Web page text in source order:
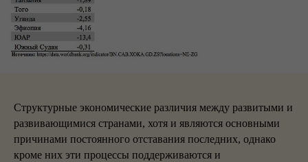
Структурные экономические различия между развитыми и
развивающимися странами, хотя и являются основными
причинами постоянного отставания последних, однако
кроме них эти процессы поддерживаются и